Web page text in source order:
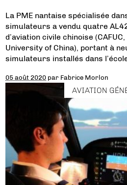
La PME nantaise spécialisée
simulateurs a vendu quatre
d’aviation civile chinoise
University of China), portant à
simulateurs installés dans
05 août 2020 par Fabrice Morlon
AVIATION